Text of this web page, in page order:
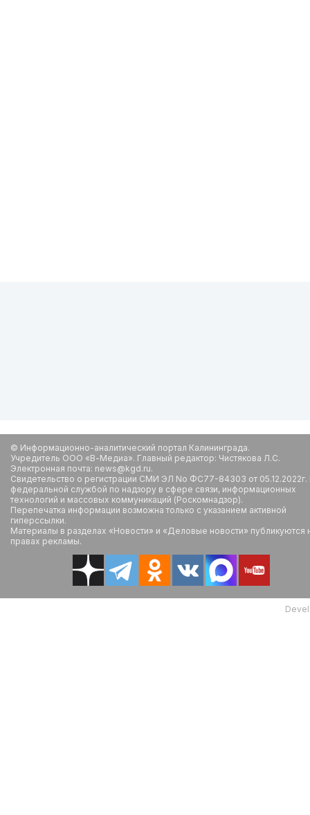
© Информационно-аналитический портал Калининграда.
Учредитель ООО «В-Медиа». Главный редактор: Чистякова Л.С.
Электронная почта: news@kgd.ru.
Свидетельство о регистрации СМИ ЭЛ No ФС77-84303 от
федеральной службой по надзору в сфере связи, информационных
технологий и массовых коммуникаций (Роскомнадзор).
Перепечатка информации возможна только с указанием активной
гиперссылки.
Материалы в разделах «Новости» и «Деловые новости» публикуются
правах рекламы.